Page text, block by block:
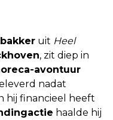
uit Heel
, zit diep in
avontuur
nadat
hij financieel heeft
haalde hij